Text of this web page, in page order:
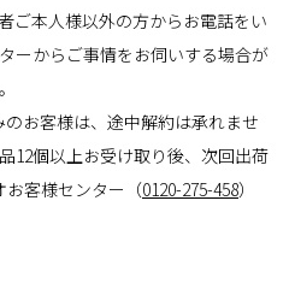
ご本人様以外の方からお電話をい
ーからご事情をお伺いする場合が
お客様は、途中解約は承れませ
12個以上お受け取り後、次回出荷
お客様センター（0120-275-458）